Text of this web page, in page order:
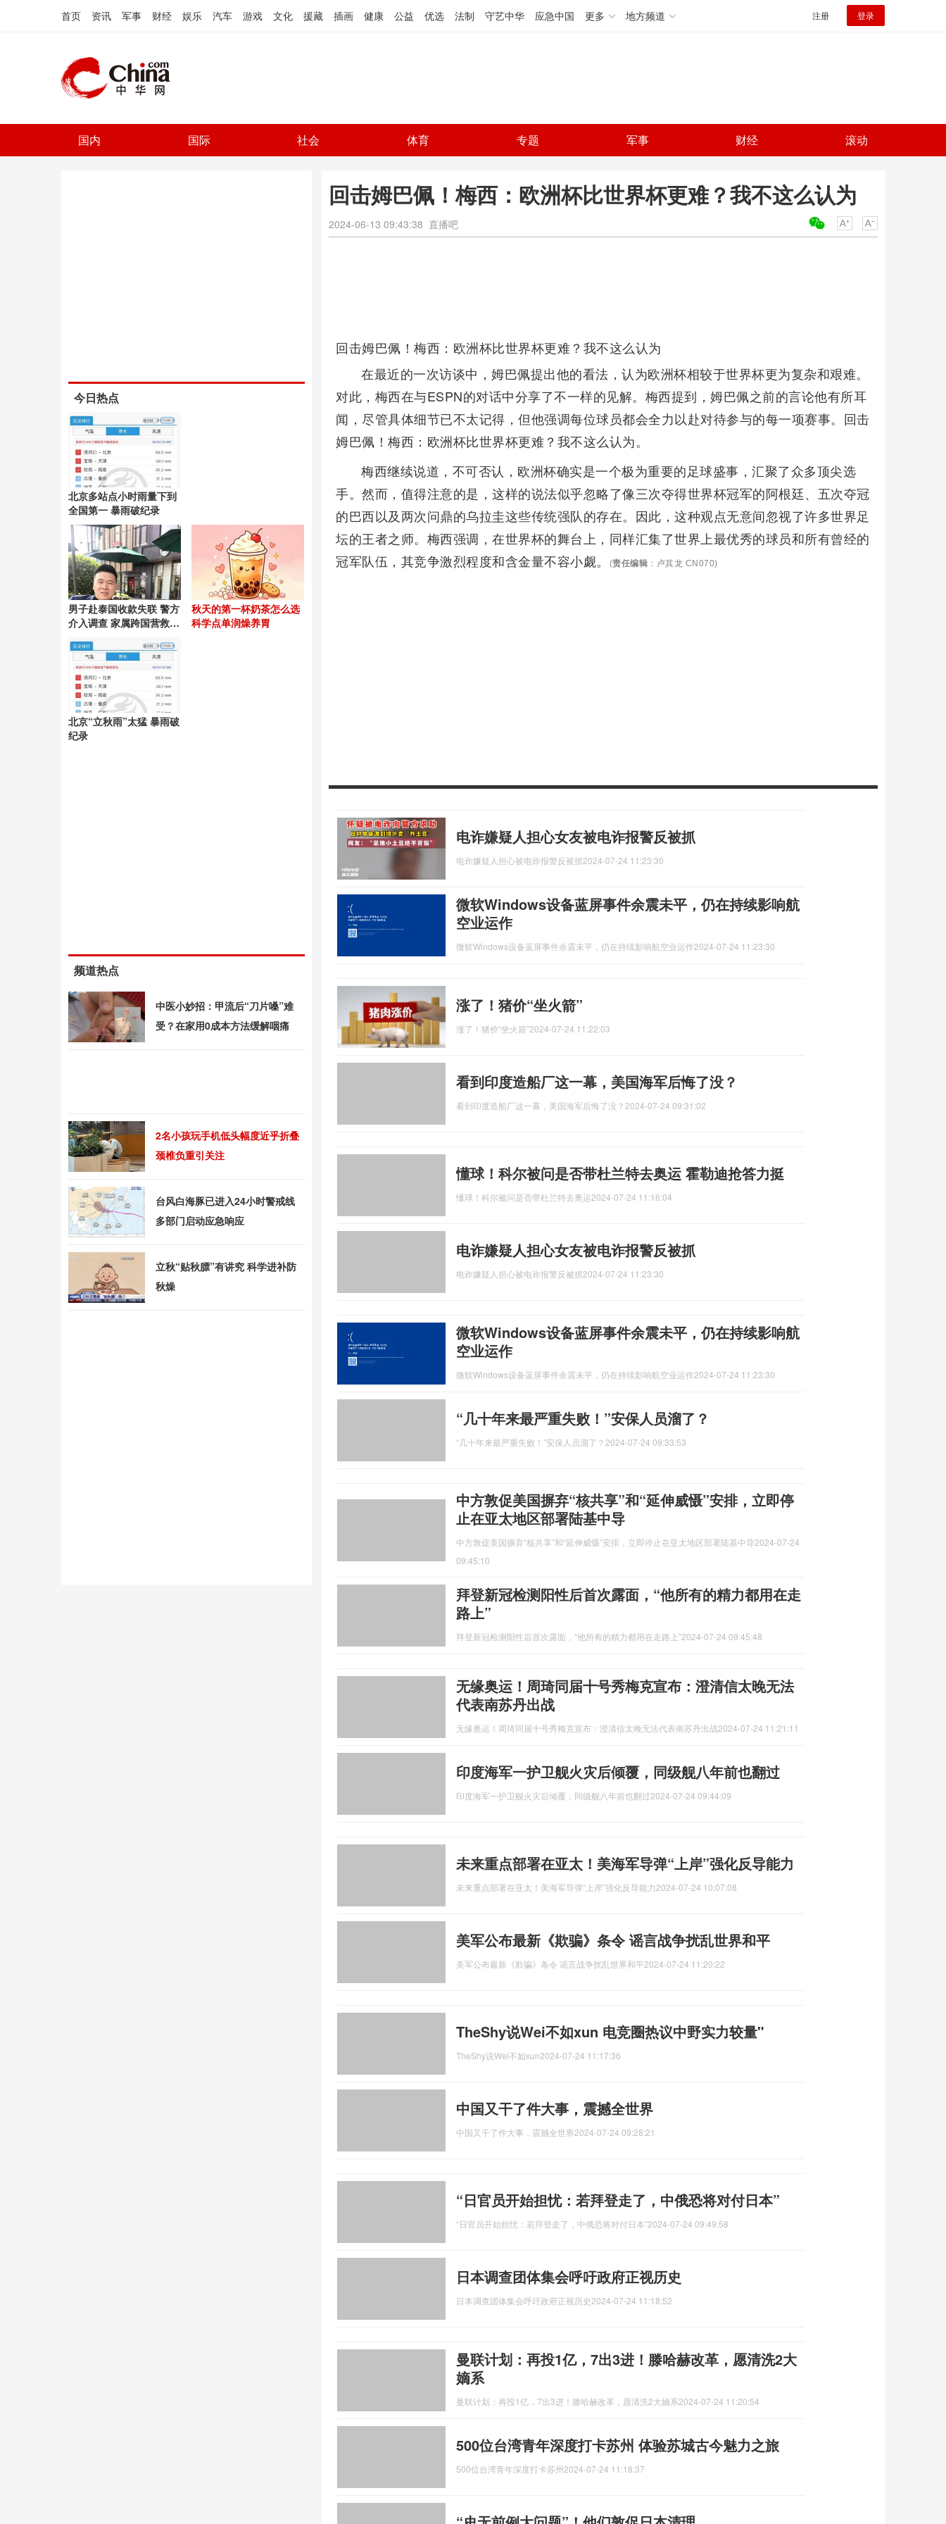
首页 资讯 军事 财经 娱乐 汽车 游戏 文化 援藏 插画 健康 公益 优选 法制 守艺中华 应急中国 更多 地方频道 注册 登录
国内 国际 社会 体育 专题 军事 财经 滚动
回击姆巴佩！梅西：欧洲杯比世界杯更难？我不这么认为
2024-06-13 09:43:38 直播吧
回击姆巴佩！梅西：欧洲杯比世界杯更难？我不这么认为
在最近的一次访谈中，姆巴佩提出他的看法，认为欧洲杯相较于世界杯更为复杂和艰难。
对此，梅西在与ESPN的对话中分享了不一样的见解。梅西提到，姆巴佩之前的言论他有所耳
闻，尽管具体细节已不太记得，但他强调每位球员都会全力以赴对待参与的每一项赛事。回击
姆巴佩！梅西：欧洲杯比世界杯更难？我不这么认为。
梅西继续说道，不可否认，欧洲杯确实是一个极为重要的足球盛事，汇聚了众多顶尖选
手。然而，值得注意的是，这样的说法似乎忽略了像三次夺得世界杯冠军的阿根廷、五次夺冠
的巴西以及两次问鼎的乌拉圭这些传统强队的存在。因此，这种观点无意间忽视了许多世界足
坛的王者之师。梅西强调，在世界杯的舞台上，同样汇集了世界上最优秀的球员和所有曾经的
冠军队伍，其竞争激烈程度和含金量不容小觑。
(责任编辑 ：卢其龙 CN070)
电诈嫌疑人担心女友被电诈报警反被抓
电诈嫌疑人担心被电诈报警反被抓2024-07-24 11:23:30
微软Windows设备蓝屏事件余震未平，仍在持续影响航
空业运作
微软Windows设备蓝屏事件余震未平，仍在持续影响航空业运作2024-07-24 11:23:30
涨了！猪价“坐火箭”
涨了！猪价“坐火箭”2024-07-24 11:22:03
看到印度造船厂这一幕，美国海军后悔了没？
看到印度造船厂这一幕，美国海军后悔了没？ 2024-07-24 09:31:02
懂球！科尔被问是否带杜兰特去奥运 霍勒迪抢答力挺
懂球！科尔被问是否带杜兰特去奥运2024-07-24 11:16:04
电诈嫌疑人担心女友被电诈报警反被抓
电诈嫌疑人担心被电诈报警反被抓2024-07-24 11:23:30
微软Windows设备蓝屏事件余震未平，仍在持续影响航
空业运作
微软Windows设备蓝屏事件余震未平，仍在持续影响航空业运作2024-07-24 11:23:30
“几十年来最严重失败！”安保人员溜了？
“几十年来最严重失败！”安保人员溜了？ 2024-07-24 09:33:53
中方敦促美国摒弃“核共享”和“延伸威慑”安排，立即停
止在亚太地区部署陆基中导
中方敦促美国摒弃“核共享”和“延伸威慑”安排，立即停止在亚太地区部署陆基中导2024-07-24
09:45:10
拜登新冠检测阳性后首次露面，“他所有的精力都用在走
路上”
拜登新冠检测阳性后首次露面，“他所有的精力都用在走路上”2024-07-24 09:45:48
无缘奥运！周琦同届十号秀梅克宣布：澄清信太晚无法
代表南苏丹出战
无缘奥运！周琦同届十号秀梅克宣布：澄清信太晚无法代表南苏丹出战2024-07-24 11:21:11
印度海军一护卫舰火灾后倾覆，同级舰八年前也翻过
印度海军一护卫舰火灾后倾覆，同级舰八年前也翻过2024-07-24 09:44:09
未来重点部署在亚太！美海军导弹“上岸”强化反导能力
未来重点部署在亚太！美海军导弹“上岸”强化反导能力2024-07-24 10:07:08
美军公布最新《欺骗》条令 谣言战争扰乱世界和平
美军公布最新《欺骗》条令 谣言战争扰乱世界和平2024-07-24 11:20:22
TheShy说Wei不如xun 电竞圈热议中野实力较量"
TheShy说Wei不如xun2024-07-24 11:17:36
中国又干了件大事，震撼全世界
中国又干了件大事，震撼全世界2024-07-24 09:28:21
“日官员开始担忧：若拜登走了，中俄恐将对付日本”
“日官员开始担忧：若拜登走了，中俄恐将对付日本”2024-07-24 09:49:58
日本调查团体集会呼吁政府正视历史
日本调查团体集会呼吁政府正视历史2024-07-24 11:18:52
曼联计划：再投1亿，7出3进！滕哈赫改革，愿清洗2大
嫡系
曼联计划：再投1亿，7出3进！滕哈赫改革，愿清洗2大嫡系2024-07-24 11:20:54
500位台湾青年深度打卡苏州 体验苏城古今魅力之旅
500位台湾青年深度打卡苏州2024-07-24 11:18:37
今日热点
北京多站点小时雨量下到
全国第一 暴雨破纪录
男子赴泰国收款失联 警方
介入调查 家属跨国营救54
秋天的第一杯奶茶怎么选
科学点单润燥养胃
北京“立秋雨”太猛 暴雨破
纪录
频道热点
中医小妙招：甲流后“刀片嗓”难
受？在家用0成本方法缓解咽痛
2名小孩玩手机低头幅度近乎折叠
颈椎负重引关注
台风白海豚已进入24小时警戒线
多部门启动应急响应
立秋“贴秋膘”有讲究 科学进补防
秋燥